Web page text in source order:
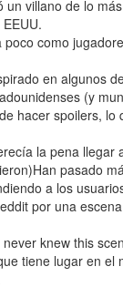
villano de lo
como
en algunos
(y
hacer spoilers,
la pena llegar
pasado
a los
por una
knew this
tiene lugar en